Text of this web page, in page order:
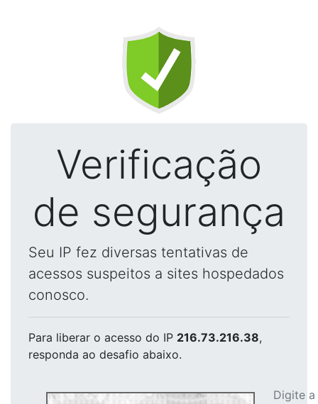
Verificação
de segurança
Seu IP fez diversas tentativas de
acessos suspeitos a sites hospedados
conosco.
Para liberar o acesso do IP 216.73.216.38,
responda ao desafio abaixo.
Digite